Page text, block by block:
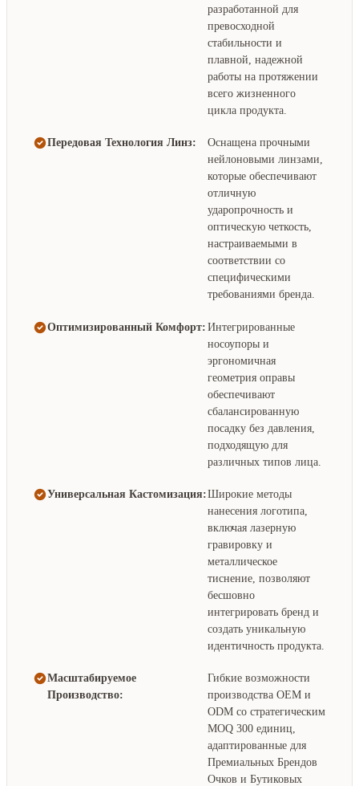
разработанной для
превосходной
стабильности и
плавной, надежной
работы на протяжении
всего жизненного
цикла продукта.
Передовая Технология Линз:
Оснащена прочными
нейлоновыми линзами,
которые обеспечивают
отличную
ударопрочность и
оптическую четкость,
настраиваемыми в
соответствии со
специфическими
требованиями бренда.
Оптимизированный Комфорт: Интегрированные
носоупоры и
эргономичная
геометрия оправы
обеспечивают
сбалансированную
посадку без давления,
подходящую для
различных типов лица.
Универсальная Кастомизация:Широкие методы
нанесения логотипа,
включая лазерную
гравировку и
металлическое
тиснение, позволяют
бесшовно
интегрировать бренд и
создать уникальную
идентичность продукта.
Масштабируемое
Производство:
Гибкие возможности
производства OEM и
ODM со стратегическим
MOQ 300 единиц,
адаптированные для
Премиальных Брендов
Очков и Бутиковых